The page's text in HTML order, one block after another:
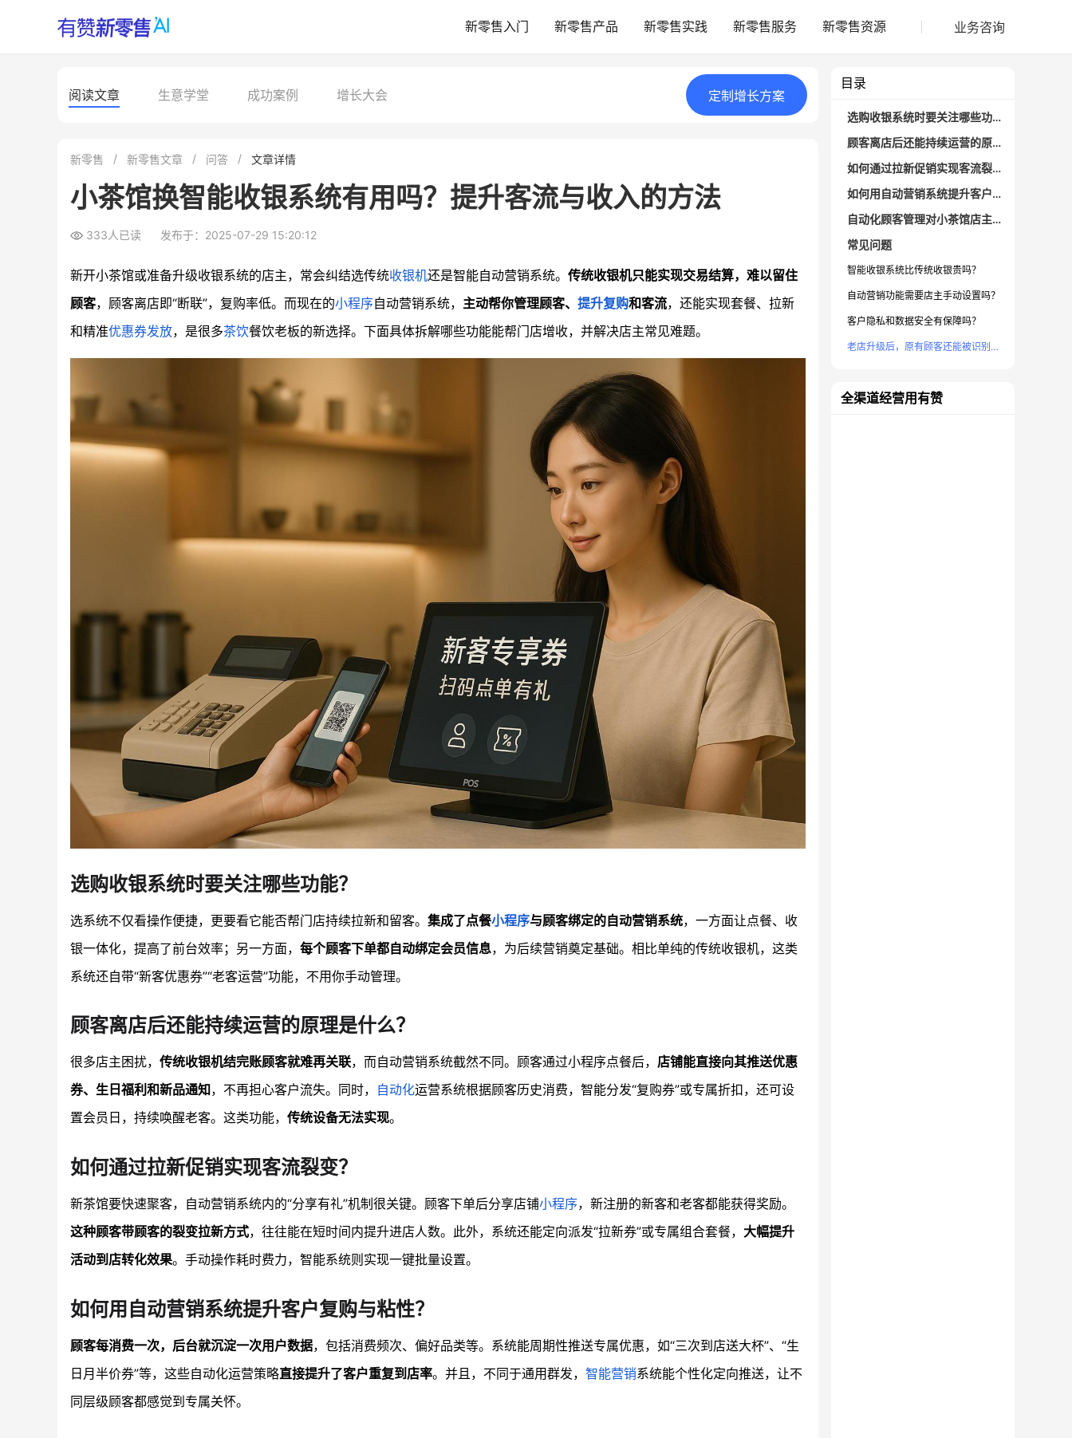
新零售入门 新零售产品 新零售实践 新零售服务 新零售资源 业务咨询
阅读文章 生意学堂 成功案例 增长大会 定制 增长方案
新零售 新零售文章 问答 文章详情
小茶馆换智能收银系统有用吗？提升客流与收入的方法
333人已读 发布于：2025-07-29 15:20:12
新开小茶馆或准备升级收银系统的店主，常会纠结选传统收银机还是智能自动营销系统。 传统收银机只能实现交易结算，难以留住
顾客，顾客离店即“断联”，复购率低。而现在的小程序自动营销系统， 主动帮你管理顾客、 提升复购和客流，还能实现套餐、拉新
和精准优惠券发放，是很多茶饮餐饮老板的新选择。下面具体拆解哪些功能能帮门店增收，并解决店主常见难题。
选购收银系统时要关注哪些功能？
选系统不仅看操作便捷，更要看它能否帮门店持续拉新和留客。 集成了点餐小程序与顾客绑定的自动营销系统，一方面让点餐、收
银一体化，提高了前台效率；另一方面， 每个顾客下单都自动绑定会员信息，为后续营销奠定基础。相比单纯的传统收银机，这类
系统还自带“新客优惠券”“老客运营”功能，不用你手动管理。
顾客离店后还能持续运营的原理是什么？
很多店主困扰， 传统收银机结完账顾客就难再关联，而自动营销系统截然不同。顾客通过小程序点餐后， 店铺能直接向其推送优惠
券、生日福利和新品通知，不再担心客户流失。同时， 自动化运营系统根据顾客历史消费，智能分发“复购券”或专属折扣，还可设
置会员日，持续唤醒老客。这类功能， 传统设备无法实现。
如何通过拉新促销实现客流裂变？
新茶馆要快速聚客，自动营销系统内的“分享有礼”机制很关键。顾客下单后分享店铺小程序，新注册的新客和老客都能获得奖励。
这种顾客带顾客的裂变拉新方式，往往能在短时间内提升进店人数。此外，系统还能定向派发“拉新券”或专属组合套餐， 大幅提升
活动到店转化效果。手动操作耗时费力，智能系统则实现一键批量设置。
如何用自动营销系统提升客户复购与粘性？
顾客每消费一次，后台就沉淀一次用户数据，包括消费频次、偏好品类等。系统能周期性推送专属优惠，如“三次到店送大杯”、“生
日月半价券”等，这些自动化运营策略直接提升了客户重复到店率。并且，不同于通用群发， 智能营销系统能个性化定向推送，让不
同层级顾客都感觉到专属关怀。
目录
选购收银系统时要关注哪些功能？
顾客离店后还能持续运营的原理是什么？
如何通过拉新促销实现客流裂变？
如何用自动营销系统提升客户复购与粘性？
自动化顾客管理对小茶馆店主有什么实际好处？
常见问题
智能收银系统比传统收银贵吗？
自动营销功能需要店主手动设置吗？
客户隐私和数据安全有保障吗？
老店升级后，原有顾客还能被识别吗？
全渠道经营用有赞